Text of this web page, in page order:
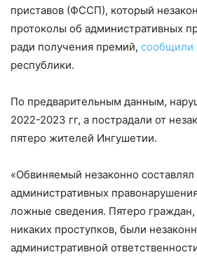
приставов (ФССП), который
протоколы об административных
ради получения премий, сообщили
республики.
По предварительным данным,
2022-2023 гг, а пострадали от
пятеро жителей Ингушетии.
«Обвиняемый незаконно
административных
ложные сведения. Пятеро
никаких проступков, были
административной